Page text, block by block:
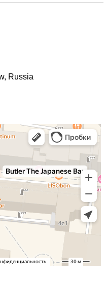
Russia